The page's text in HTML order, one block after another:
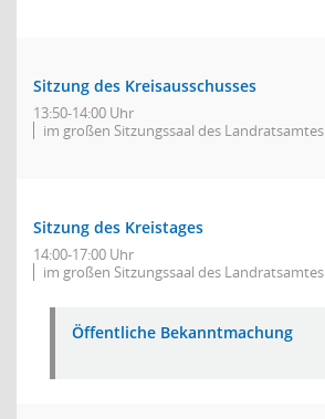
Sitzung des Kreisausschusses
13:50-14:00 Uhr
im großen Sitzungssaal des Landratsamtes
Sitzung des Kreistages
14:00-17:00 Uhr
im großen Sitzungssaal des Landratsamtes
Öffentliche Bekanntmachung